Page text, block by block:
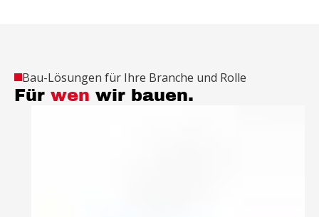
Bau-Lösungen für Ihre Branche und Rolle
Für wen wir bauen.